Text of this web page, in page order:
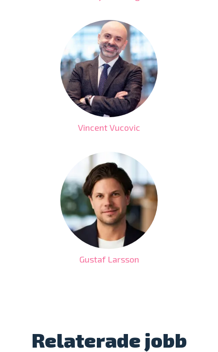
Vincent Vucovic
Gustaf Larsson
Relaterade jobb